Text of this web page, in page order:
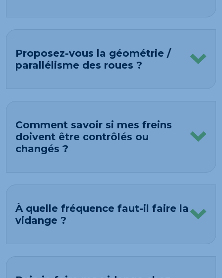
Proposez-vous la géométrie /
parallélisme des roues ?
Comment savoir si mes freins
doivent être contrôlés ou
changés ?
À quelle fréquence faut-il faire la
vidange ?